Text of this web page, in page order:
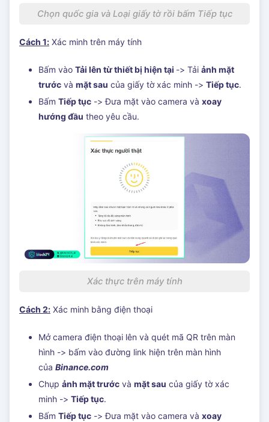
Chọn quốc gia và Loại giấy tờ rồi bấm Tiếp tục
Cách 1: Xác minh trên máy tính
Bấm vào Tải lên từ thiết bị hiện tại -> Tải ảnh mặt
trước và mặt sau của giấy tờ xác minh -> Tiếp tục.
Bấm Tiếp tục -> Đưa mặt vào camera và xoay
hướng đầu theo yêu cầu.
Xác thực trên máy tính
Cách 2: Xác minh bằng điện thoại
Mở camera điện thoại lên và quét mã QR trên màn
hình -> bấm vào đường link hiện trên màn hình
của Binance.com
Chụp ảnh mặt trước và mặt sau của giấy tờ xác
minh -> Tiếp tục.
Bấm Tiếp tục -> Đưa mặt vào camera và xoay